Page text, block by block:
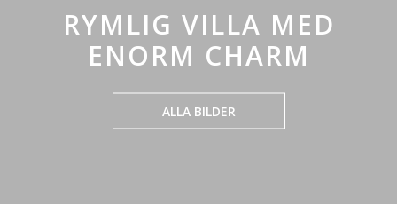
RYMLIG VILLA MED
ENORM CHARM
ALLA BILDER